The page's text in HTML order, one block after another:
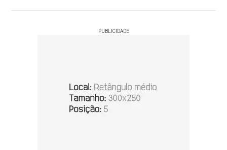
PUBLICIDADE